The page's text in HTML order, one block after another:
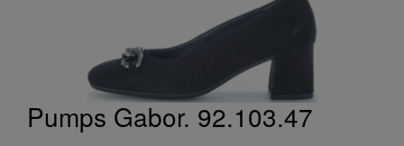
Pumps Gabor. 92.103.47